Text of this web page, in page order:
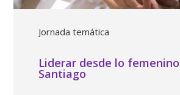
Jornada temática
Liderar desde lo
Santiago